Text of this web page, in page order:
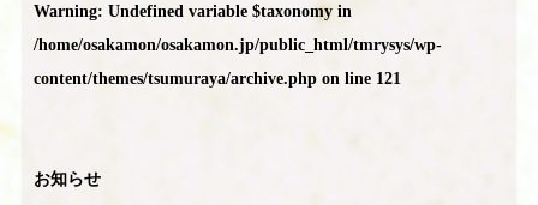
Warning: Undefined variable $taxonomy in
/home/osakamon/osakamon.jp/public_html/tmrysys/wp-
content/themes/tsumuraya/archive.php on line 121
お知らせ